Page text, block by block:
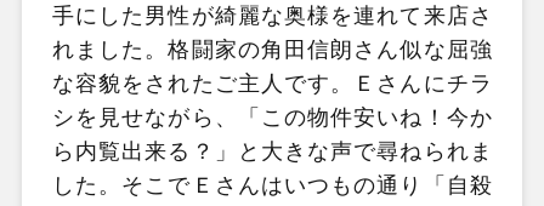
手にした男性が綺麗な奥様を連れて来店さ
れました。格闘家の角田信朗さん似な屈強
な容貌をされたご主人です。Ｅさんにチラ
シを見せながら、「この物件安いね！今か
ら内覧出来る？」と大きな声で尋ねられま
した。そこでＥさんはいつもの通り「自殺